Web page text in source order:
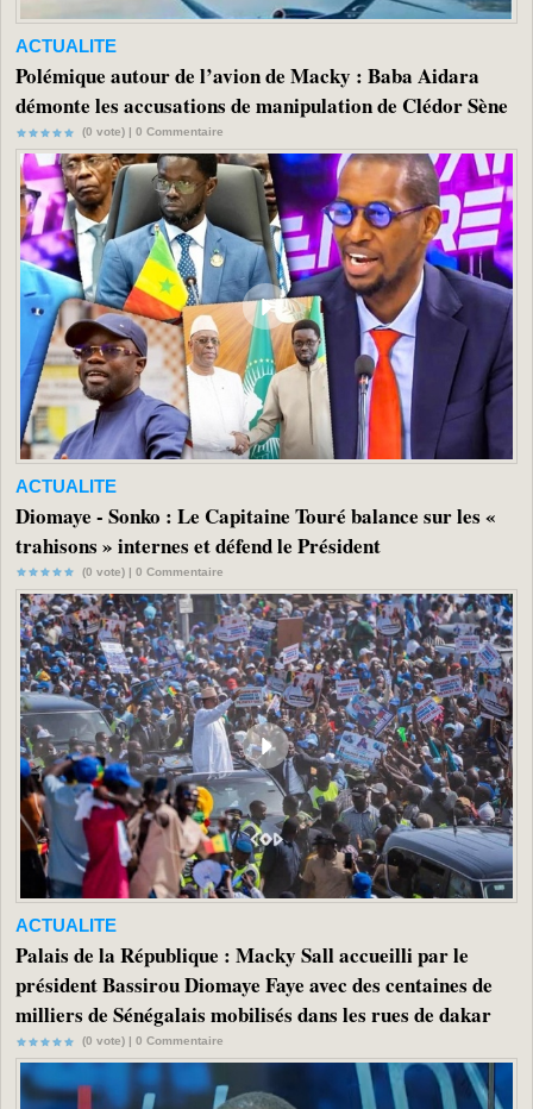
ACTUALITE
Polémique autour de l’avion de Macky : Baba Aidara
démonte les accusations de manipulation de Clédor Sène
(0 vote) | 0 Commentaire
ACTUALITE
Diomaye - Sonko : Le Capitaine Touré balance sur les «
trahisons » internes et défend le Président
(0 vote) | 0 Commentaire
ACTUALITE
Palais de la République : Macky Sall accueilli par le
président Bassirou Diomaye Faye avec des centaines de
milliers de Sénégalais mobilisés dans les rues de dakar
(0 vote) | 0 Commentaire